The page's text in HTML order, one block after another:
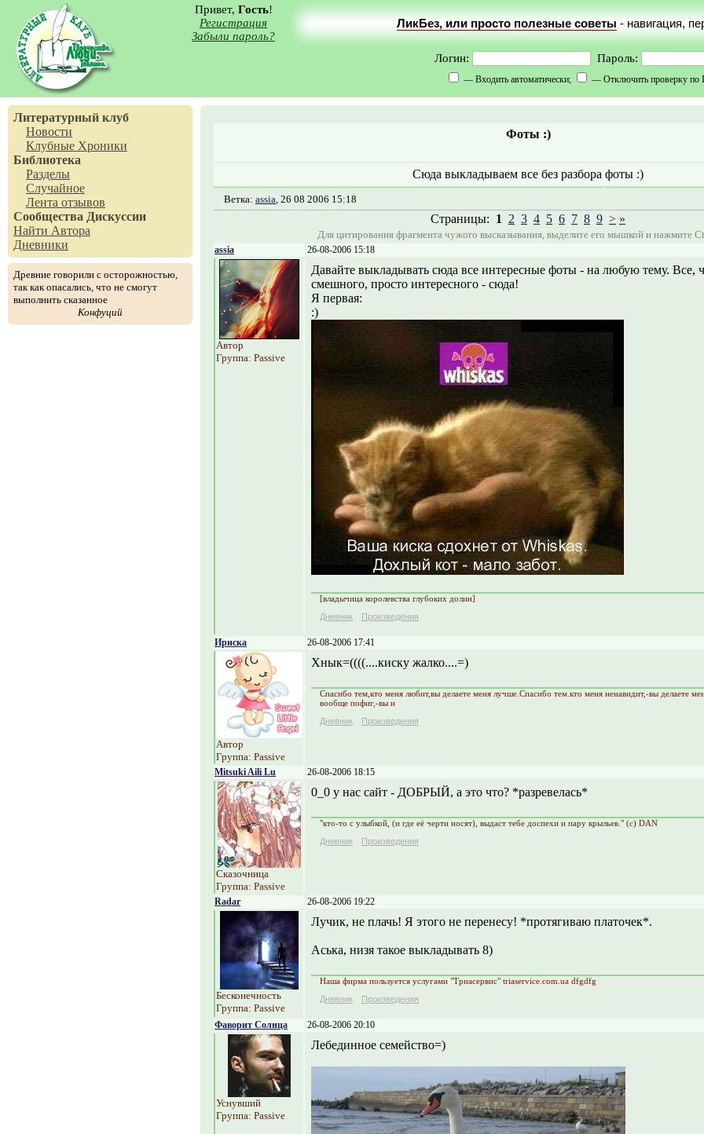
Привет, Гость!
Регистрация
Забыли пароль?
ЛикБез, или просто полезные советы - навигация,
Логин: Пароль:
— Входить автоматически; — Отключить проверку по
Литературный клуб
Новости
Клубные Хроники
Библиотека
Разделы
Случайное
Лента отзывов
Сообщества Дискуссии
Найти Автора
Дневники
Древние говорили с осторожностью,
так как опасались, что не смогут
выполнить сказанное
Конфуций
Фоты :)
Сюда выкладываем все без разбора фоты :)
Ветка: assia, 26 08 2006 15:18
Страницы: 1 2 3 4 5 6 7 8 9 > »
Для цитирования фрагмента чужого высказывания, выделите его мышкой и нажмите
assia 26-08-2006 15:18
Автор
Группа: Passive
Давайте выкладывать сюда все интересные фоты - на любую тему. Все,
смешного, просто интересного - сюда!
Я первая:
:)
[владычица королевства глубоких долин]
Дневник
Произведения
Ириска 26-08-2006 17:41
Автор
Группа: Passive
Хнык=((((....киску жалко....=)
Спасибо тем,кто меня любит,вы делаете меня лучше.Спасибо тем.кто меня ненавидит,-вы делаете
вообще пофиг,-вы н
Дневник
Произведения
Mitsuki Aili Lu 26-08-2006 18:15
Сказочница
Группа: Passive
0_0 у нас сайт - ДОБРЫЙ, а это что? *разревелась*
"кто-то с улыбкой, (и где её черти носят), выдаст тебе доспехи и пару крыльев." (с) DAN
Дневник
Произведения
Radar 26-08-2006 19:22
Бесконечность
Группа: Passive
Лучик, не плачь! Я этого не перенесу! *протягиваю платочек*.
Аська, низя такое выкладывать 8)
Наша фирма пользуется услугами "Триасервис" triaservice.com.ua dfgdfg
Дневник
Произведения
Фаворит Солнца 26-08-2006 20:10
Уснувший
Группа: Passive
Лебединное семейство=)